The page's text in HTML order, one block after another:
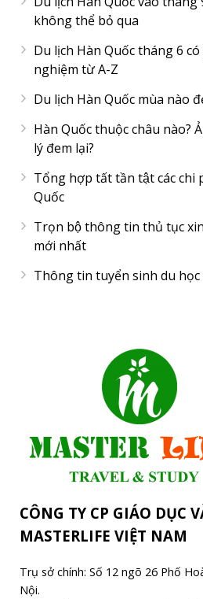
không thể bỏ qua
Du lịch Hàn Quốc tháng 6
nghiệm từ A-Z
Du lịch Hàn Quốc mùa nào
Hàn Quốc thuộc châu nào?
lý đem lại?
Tổng hợp tất tần tật các chi
Quốc
Trọn bộ thông tin thủ tục
mới nhất
Thông tin tuyển sinh du học
CÔNG TY CP GIÁO DỤC
MASTERLIFE VIỆT NAM
Trụ sở chính: Số 12 ngõ 26 Phố
Nội.